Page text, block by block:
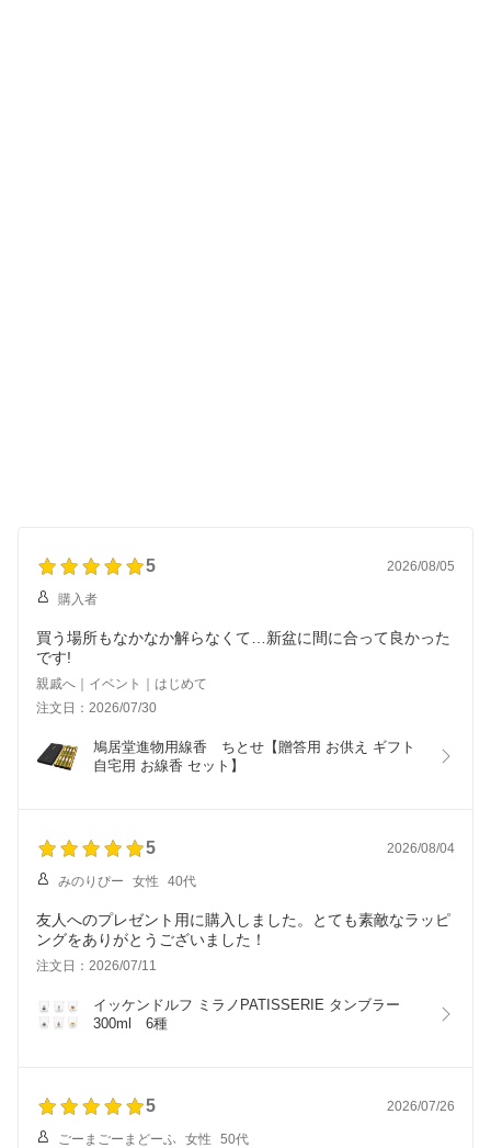
5 2026/08/05
購入者
買う場所もなかなか解らなくて…新盆に間に合って良かった
です!
親戚へ｜イベント｜はじめて
注文日：2026/07/30
鳩居堂進物用線香　ちとせ【贈答用 お供え ギフト
自宅用 お線香 セット】
5 2026/08/04
みのりぴー 女性 40代
友人へのプレゼント用に購入しました。とても素敵なラッピ
ングをありがとうございました！
注文日：2026/07/11
イッケンドルフ ミラノPATISSERIE タンブラー
300ml　6種
5 2026/07/26
ごーまごーまどーふ 女性 50代